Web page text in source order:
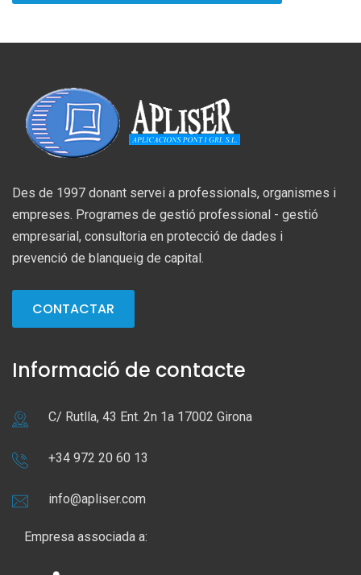
Des de 1997 donant servei a professionals, organismes i
empreses. Programes de gestió professional - gestió
empresarial, consultoria en protecció de dades i
prevenció de blanqueig de capital.
CONTACTAR
Informació de contacte
C/ Rutlla, 43 Ent. 2n 1a 17002 Girona
+34 972 20 60 13
info@apliser.com
Empresa associada a: